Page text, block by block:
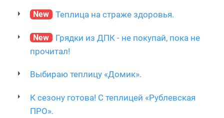
New Теплица на страже здоровья.
New
Грядки из ДПК - не покупай, пока не
прочитал!
Выбираю теплицу «Домик».
К сезону готова! С теплицей «Рублевская
ПРО».